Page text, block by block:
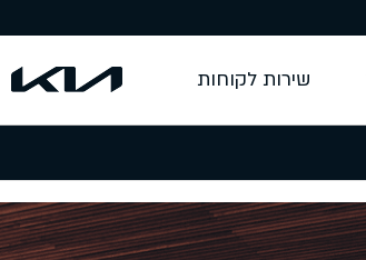
שירות לקוחות